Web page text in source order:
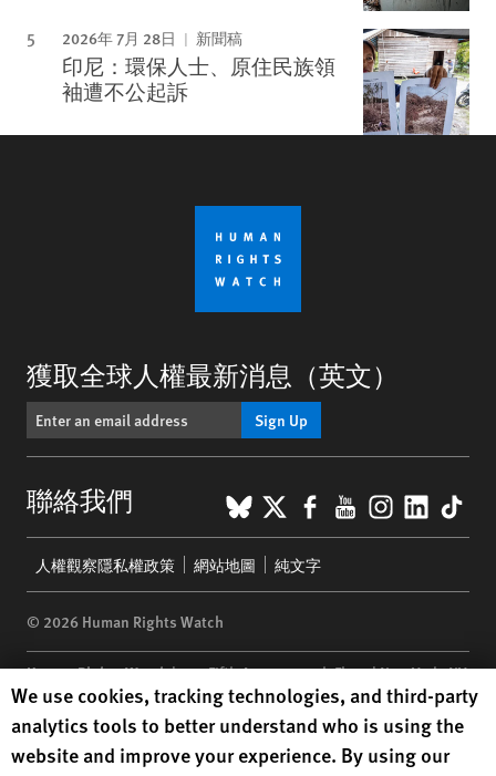
2026年 7月 28日 新聞稿
印尼：環保人士、原住民族領
袖遭不公起訴
獲取全球人權最新消息（英文）
Sign Up
聯絡我們 BlueSky
X Facebook
YouTube
menu
人權觀察隱私權政策 網站地圖 純文字
© 2026 Human Rights Watch
Human Rights Watch| 350 Fifth Avenue, 34th Floor | New York,NY
10118-3299USA|t 1.212.290.4700
Human Rights Watchis a 501(C)(3) nonprofit registered in the US
under EIN: 13-2875808
Human Rights Watch cookie preferences
We use cookies, tracking technologies, and third-party
analytics tools to better understand who is using the
website and improve your experience. By using our